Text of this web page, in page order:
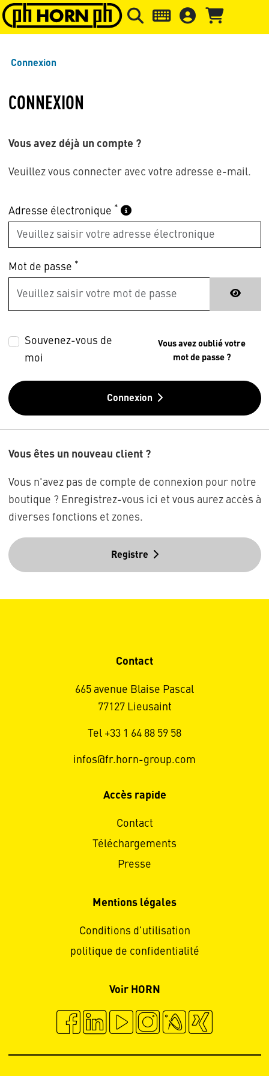
Skip to main content Passer à l'en-tête de la page
Connexion
CONNEXION
Vous avez déjà un compte ?
Veuillez vous connecter avec votre adresse e-mail.
Adresse électronique *
Mot de passe *
Souvenez-vous de
moi
Vous avez oublié votre
mot de passe ?
Connexion
Vous êtes un nouveau client ?
Vous n'avez pas de compte de connexion pour notre
boutique ? Enregistrez-vous ici et vous aurez accès à
diverses fonctions et zones.
Registre
Contact
665 avenue Blaise Pascal
77127 Lieusaint
Tel +33 1 64 88 59 58
infos@fr.horn-group.com
Accès rapide
Contact
Téléchargements
Presse
Mentions légales
Conditions d'utilisation
politique de confidentialité
Voir HORN